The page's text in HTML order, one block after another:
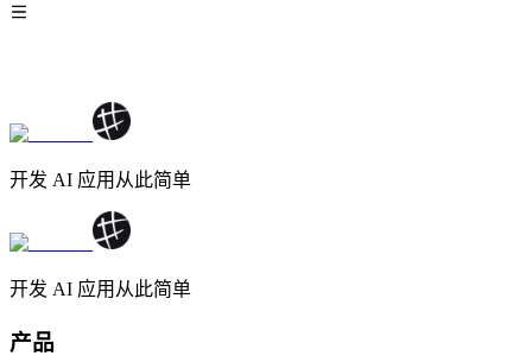
开发 AI 应用从此简单
开发 AI 应用从此简单
产品